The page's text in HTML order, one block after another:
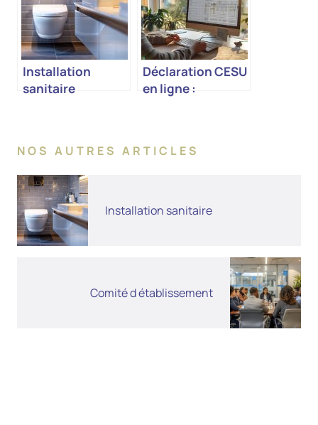
Installation
sanitaire
Déclaration CESU
en ligne :
particulier
NOS AUTRES ARTICLES
Installation sanitaire
Comité d établissement